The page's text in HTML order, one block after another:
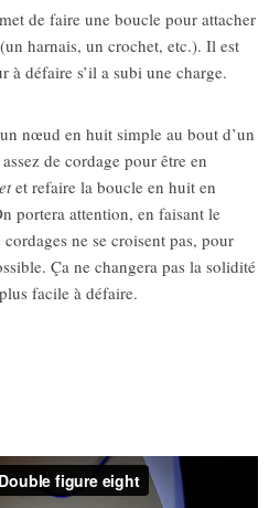
de faire une boucle pour attacher
harnais, un crochet, etc.). Il est
à défaire s’il a subi une charge.
nœud en huit simple au bout d’un
de cordage pour être en
etet refaire la boucle en huit en
portera attention, en faisant le
ne se croisent pas, pour
Ça ne changera pas la solidité
facile à défaire.